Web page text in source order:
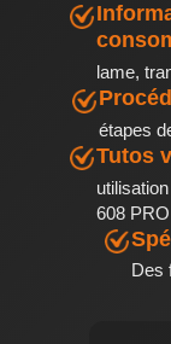
lame,
étapes
Tutos
608
Des